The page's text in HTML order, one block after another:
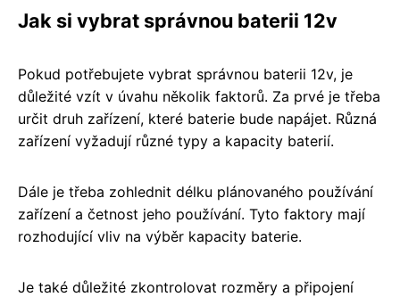
Jak si vybrat správnou baterii 12v
Pokud potřebujete vybrat správnou baterii 12v, je
důležité vzít v úvahu několik faktorů. Za prvé je třeba
určit druh zařízení, které baterie bude napájet. Různá
zařízení vyžadují různé typy a kapacity baterií.
Dále je třeba zohlednit délku plánovaného používání
zařízení a četnost jeho používání. Tyto faktory mají
rozhodující vliv na výběr kapacity baterie.
Je také důležité zkontrolovat rozměry a připojení